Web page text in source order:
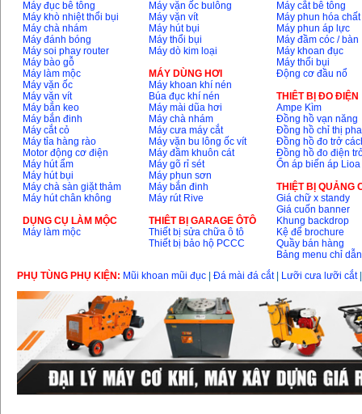
Máy đục bê tông
Máy khò nhiệt thổi bụi
Máy chà nhám
Máy đánh bóng
Máy soi phay router
Máy bào gỗ
Máy làm mộc
Máy vặn ốc
Máy vặn vít
Máy bắn keo
Máy bắn đinh
Máy cắt cỏ
Máy tỉa hàng rào
Motor động cơ điện
Máy hút ẩm
Máy hút bụi
Máy chà sàn giặt thảm
Máy hút chân không
DỤNG CỤ LÀM MỘC
Máy làm mộc
Máy vặn ốc bulông
Máy vặn vít
Máy hút bụi
Máy thổi bụi
Máy dò kim loại
MÁY DÙNG HƠI
Máy khoan khí nén
Búa đục khí nén
Máy mài dũa hơi
Máy chà nhám
Máy cưa máy cắt
Máy vặn bu lông ốc vít
Máy đầm khuôn cát
Máy gõ rỉ sét
Máy phun sơn
Máy bắn đinh
Máy rút Rive
THIÊT BỊ GARAGE ÔTÔ
Thiết bị sửa chữa ô tô
Thiết bị bảo hộ PCCC
Máy cắt bê tông
Máy phun hóa chất
Máy phun áp lực
Máy đầm cóc / bàn
Máy khoan đục
Máy thổi bụi
Động cơ đầu nổ
THIÊT BỊ ĐO ĐIỆN
Ampe Kìm
Đồng hồ vạn năng
Đồng hồ chỉ thị pha
Đồng hồ đo trở
Đồng hồ đo điện
Ổn áp biến áp Lioa
THIỆT BỊ QUẢNG
Giá chữ x standy
Giá cuốn banner
Khung backdrop
Kệ để brochure
Quầy bán hàng
Bảng menu chỉ dẫn
PHỤ TÙNG PHỤ KIỆN: Mũi khoan mũi đục Đá mài đá cắt| Lưỡi cưa lưỡi cắt